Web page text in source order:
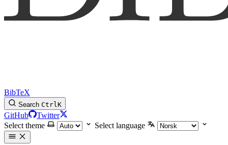
BibTeX
Search CtrlK
GitHub
Twitter
Select theme
Select language